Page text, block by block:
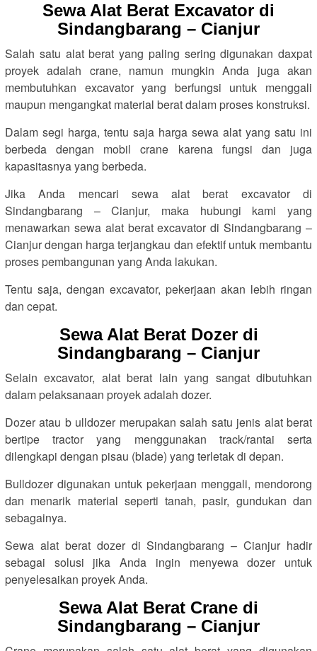
Sewa Alat Berat Excavator di
Sindangbarang – Cianjur
Salah satu alat berat yang paling sering digunakan daxpat
proyek adalah crane, namun mungkin Anda juga akan
membutuhkan excavator yang berfungsi untuk menggali
maupun mengangkat material berat dalam proses konstruksi.
Dalam segi harga, tentu saja harga sewa alat yang satu ini
berbeda dengan mobil crane karena fungsi dan juga
kapasitasnya yang berbeda.
Jika Anda mencari sewa alat berat excavator di
Sindangbarang – Cianjur, maka hubungi kami yang
menawarkan sewa alat berat excavator di Sindangbarang –
Cianjur dengan harga terjangkau dan efektif untuk membantu
proses pembangunan yang Anda lakukan.
Tentu saja, dengan excavator, pekerjaan akan lebih ringan
dan cepat.
Sewa Alat Berat Dozer di
Sindangbarang – Cianjur
Selain excavator, alat berat lain yang sangat dibutuhkan
dalam pelaksanaan proyek adalah dozer.
Dozer atau b ulldozer merupakan salah satu jenis alat berat
bertipe tractor yang menggunakan track/rantai serta
dilengkapi dengan pisau (blade) yang terletak di depan.
Bulldozer digunakan untuk pekerjaan menggali, mendorong
dan menarik material seperti tanah, pasir, gundukan dan
sebagainya.
Sewa alat berat dozer di Sindangbarang – Cianjur hadir
sebagai solusi jika Anda ingin menyewa dozer untuk
penyelesaikan proyek Anda.
Sewa Alat Berat Crane di
Sindangbarang – Cianjur